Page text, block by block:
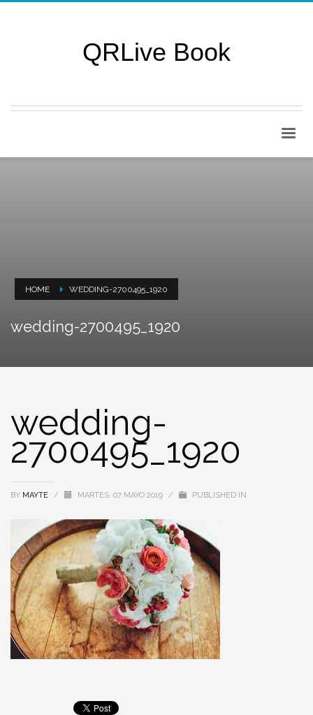
QRLive Book
HOME WEDDING-2700495_1920
wedding-2700495_1920
wedding-
2700495_1920
BY MAYTE / MARTES, 07 MAYO 2019 / PUBLISHED IN